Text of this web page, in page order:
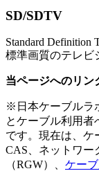
SD/SDTV
Standard Definition
標準画質のテレビ
当ページへのリン
※日本ケーブルラ
とケーブル利用者
です。現在は、ケ
CAS、ネットワー
（RGW）、 ケー